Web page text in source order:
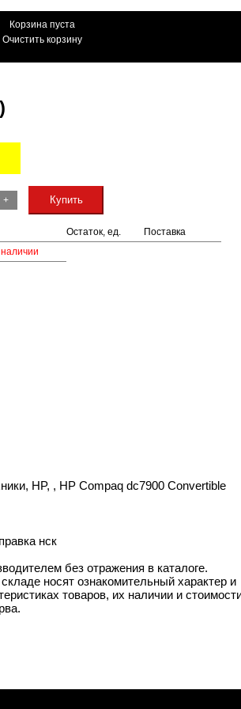
Корзина пуста
Очистить корзину
+ Купить
Остаток, ед.
Поставка
HP, , HP Compaq dc7900 Convertible
нск
без отражения в каталоге.
носят ознакомительный характер и
товаров, их наличии и